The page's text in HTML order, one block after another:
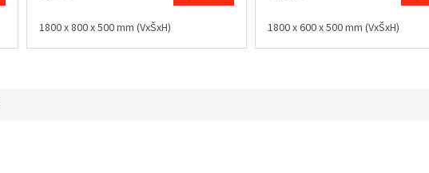
1800 x 800 x 500 mm (VxŠxH) 1800 x 600 x 500 mm (VxŠxH)